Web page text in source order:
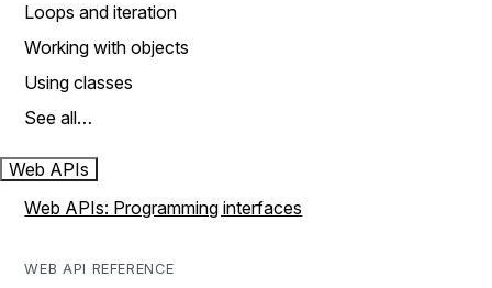
Loops and iteration
Working with objects
Using classes
See all…
Web APIs
Web APIs: Programming interfaces
WEB API REFERENCE